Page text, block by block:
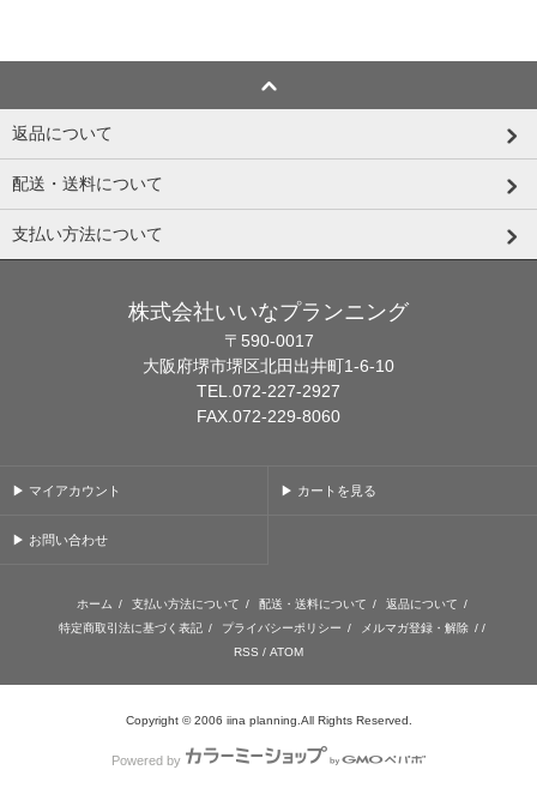
返品について
配送・送料について
支払い方法について
株式会社いいなプランニング
〒590-0017
大阪府堺市堺区北田出井町1-6-10
TEL.072-227-2927
FAX.072-229-8060
▶ マイアカウント ▶ カートを見る
▶ お問い合わせ
ホーム / 支払い方法について / 配送・送料について / 返品について /
特定商取引法に基づく表記 / プライバシーポリシー / メルマガ登録・解除 / /
RSS / ATOM
Copyright © 2006 iina planning.All Rights Reserved.
Powered by